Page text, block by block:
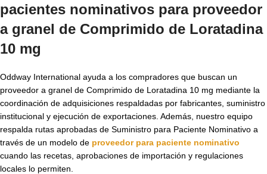
pacientes nominativos para proveedor
a granel de Comprimido de Loratadina
10 mg
Oddway International ayuda a los compradores que buscan un
proveedor a granel de Comprimido de Loratadina 10 mg mediante la
coordinación de adquisiciones respaldadas por fabricantes, suministro
institucional y ejecución de exportaciones. Además, nuestro equipo
respalda rutas aprobadas de Suministro para Paciente Nominativo a
través de un modelo de proveedor para paciente nominativo
cuando las recetas, aprobaciones de importación y regulaciones
locales lo permiten.